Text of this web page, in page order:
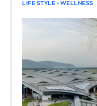
LIFE STYLE - WELLNESS